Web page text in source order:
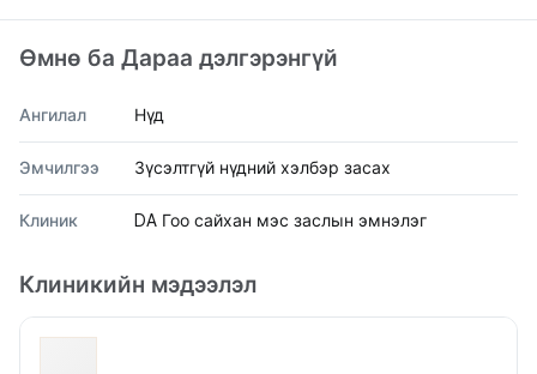
Өмнө ба Дараа дэлгэрэнгүй
Ангилал Нүд
Эмчилгээ Зүсэлтгүй нүдний хэлбэр засах
Клиник DA Гоо сайхан мэс заслын эмнэлэг
Клиникийн мэдээлэл